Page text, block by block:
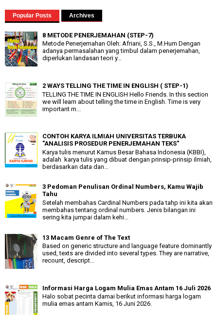
Popular Posts Archives
8 METODE PENERJEMAHAN (STEP-7)
Metode Penerjemahan Oleh: Afriani, S.S., M.Hum Dengan
adanya permasalahan yang timbul dalam penerjemahan,
diperlukan landasan teori y...
2 WAYS TELLING THE TIME IN ENGLISH ( STEP-1)
TELLING THE TIME IN ENGLISH Hello Friends. In this section
we will learn about telling the time in English. Time is very
important m...
CONTOH KARYA ILMIAH UNIVERSITAS TERBUKA
"ANALISIS PROSEDUR PENERJEMAHAN TEKS"
Karya tulis menurut Kamus Besar Bahasa Indonesia (KBBI),
adalah karya tulis yang dibuat dengan prinsip-prinsip ilmiah,
berdasarkan data dan...
3 Pedoman Penulisan Ordinal Numbers, Kamu Wajib
Tahu
Setelah membahas Cardinal Numbers pada tahp ini kita akan
membahas tentang ordinal numbers. Jenis bilangan ini
sering kita jumpai dalam kehi...
13 Macam Genre of The Text
Based on generic structure and language feature dominantly
used, texts are divided into several types. They are narrative,
recount, descript...
Informasi Harga Logam Mulia Emas Antam 16 Juli 2026
Halo sobat pecinta damai berikut informasi harga logam
mulia emas antam Kamis, 16 Juni 2026.